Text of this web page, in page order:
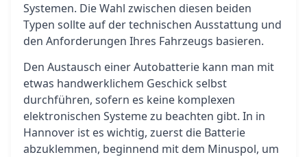
Systemen. Die Wahl zwischen diesen beiden
Typen sollte auf der technischen Ausstattung und
den Anforderungen Ihres Fahrzeugs basieren.
Den Austausch einer Autobatterie kann man mit
etwas handwerklichem Geschick selbst
durchführen, sofern es keine komplexen
elektronischen Systeme zu beachten gibt. In in
Hannover ist es wichtig, zuerst die Batterie
abzuklemmen, beginnend mit dem Minuspol, um